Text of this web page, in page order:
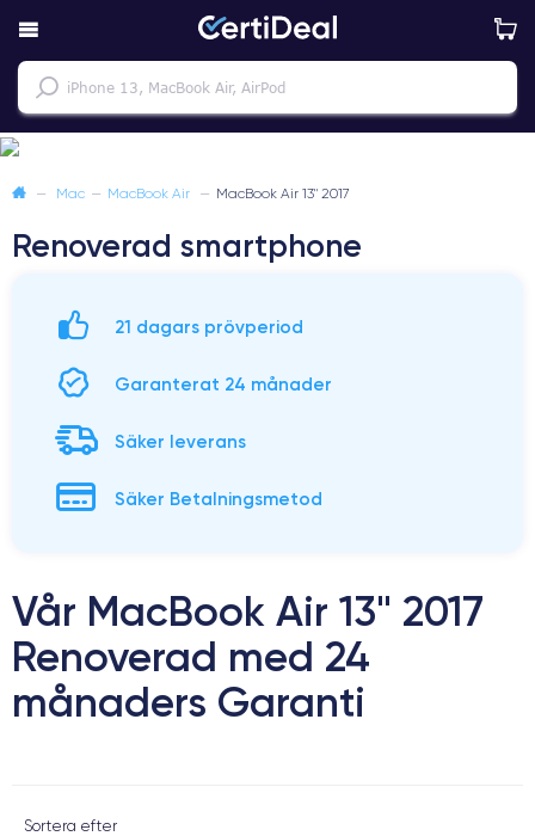
— Mac — MacBook Air — MacBook Air 13" 2017
Renoverad smartphone
21 dagars prövperiod
Garanterat 24 månader
Säker leverans
Säker Betalningsmetod
Vår MacBook Air 13" 2017
Renoverad med 24
månaders Garanti
Sortera efter